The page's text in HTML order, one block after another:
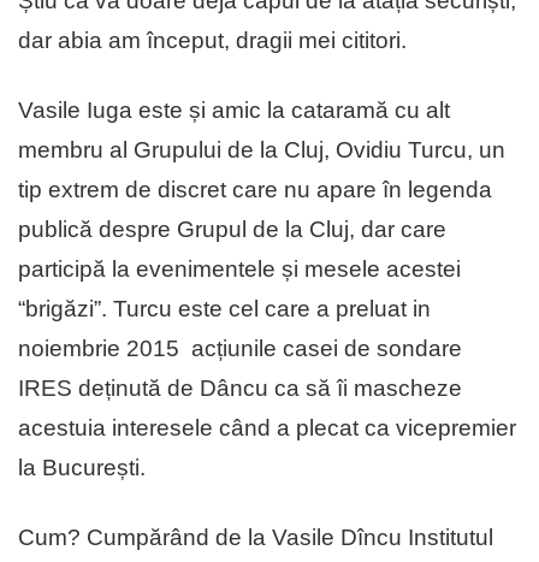
dar abia am început, dragii mei cititori.
Vasile Iuga este și amic la cataramă cu alt
membru al Grupului de la Cluj, Ovidiu Turcu, un
tip extrem de discret care nu apare în legenda
publică despre Grupul de la Cluj, dar care
participă la evenimentele și mesele acestei
“brigăzi”. Turcu este cel care a preluat in
noiembrie 2015 acțiunile casei de sondare
IRES deținută de Dâncu ca să îi mascheze
acestuia interesele când a plecat ca vicepremier
la București.
Cum? Cumpărând de la Vasile Dîncu Institutul